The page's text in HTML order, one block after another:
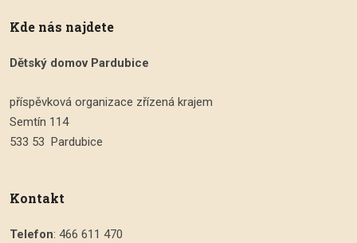
Kde nás najdete
Dětský domov Pardubice
příspěvková organizace zřízená krajem
Semtín 114
533 53 Pardubice
Kontakt
Telefon: 466 611 470